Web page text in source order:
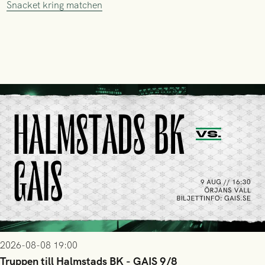
Snacket kring matchen
2026-08-08 19:00
Truppen till Halmstads BK - GAIS 9/8